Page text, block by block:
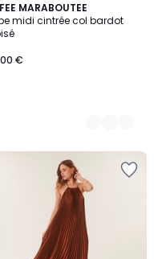
MARABOUTEE
midi cintrée col bardot
€